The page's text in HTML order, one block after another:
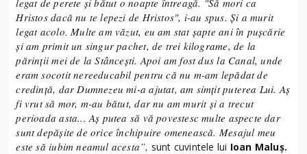
Hristos dacă nu te lepezi de Hristos", i-au spus. Şi a murit
legat acolo. Multe am văzut, eu am stat şapte ani în puşcărie
şi am primit un singur pachet, de trei kilograme, de la
părinţii mei de la Stânceşti. Apoi am fost dus la Canal, unde
eram socotit nereeducabil pentru că nu m-am lepădat de
credinţă, dar Dumnezeu mi-a ajutat, am simţit puterea Lui. Aş
fi vrut să mor, m-au bătut, dar nu am murit şi a trecut
perioada asta... Aş putea să vă povestesc multe aspecte dar
sunt depăşite de orice închipuire omenească. Mesajul meu
este să iubim neamul acesta”, sunt cuvintele lui Ioan Maluş.